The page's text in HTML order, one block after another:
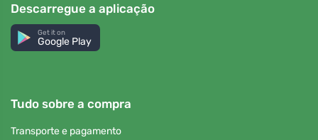
Descarregue a aplicação
Get it on
Google Play
Tudo sobre a compra
Transporte e pagamento